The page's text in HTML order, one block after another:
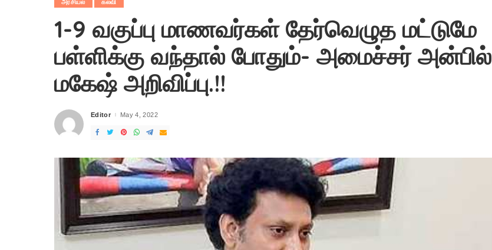
அரசியல் கல்வி
1-9 வகுப்பு மாணவர்கள் தேர்வெழுத மட்டுமே
பள்ளிக்கு வந்தால் போதும்- அமைச்சர் அன்பில்
மகேஷ் அறிவிப்பு.!!
Posted
Editor May 4, 2022